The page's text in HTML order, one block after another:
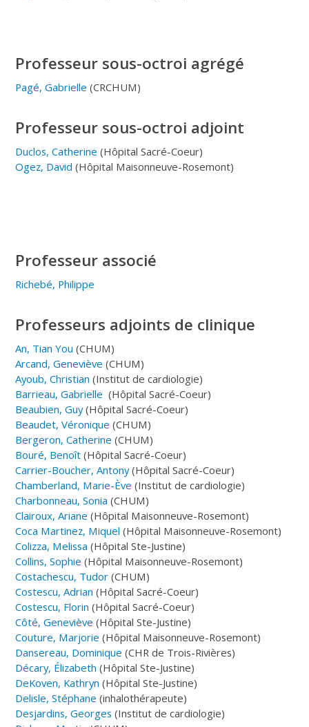
Professeur sous-octroi agrégé
Pagé, Gabrielle (CRCHUM)
Professeur sous-octroi adjoint
Duclos, Catherine (Hôpital Sacré-Coeur)
Ogez, David (Hôpital Maisonneuve-Rosemont)
Professeur associé
Richebé, Philippe
Professeurs adjoints de clinique
An, Tian You (CHUM)
Arcand, Geneviève (CHUM)
Ayoub, Christian (Institut de cardiologie)
Barrieau, Gabrielle (Hôpital Sacré-Coeur)
Beaubien, Guy(Hôpital Sacré-Coeur)
Beaudet, Véronique (CHUM)
Bergeron, Catherine (CHUM)
Bouré, Benoît (Hôpital Sacré-Coeur)
Carrier-Boucher, Antony(Hôpital Sacré-Coeur)
Chamberland, Marie-Ève (Institut de cardiologie)
Charbonneau, Sonia (CHUM)
Clairoux, Ariane (Hôpital Maisonneuve-Rosemont)
Coca Martinez, Miquel (Hôpital Maisonneuve-Rosemont)
Colizza, Melissa (Hôpital Ste-Justine)
Collins, Sophie (Hôpital Maisonneuve-Rosemont)
Costachescu, Tudor (CHUM)
Costescu, Adrian (Hôpital Sacré-Coeur)
Costescu, Florin (Hôpital Sacré-Coeur)
Côté, Geneviève(Hôpital Ste-Justine)
Couture, Marjorie (Hôpital Maisonneuve-Rosemont)
Dansereau, Dominique (CHR de Trois-Rivières)
Décary, Élizabeth (Hôpital Ste-Justine)
DeKoven, Kathryn (Hôpital Ste-Justine)
Delisle, Stéphane (inhalothérapeute)
Desjardins, Georges (Institut de cardiologie)